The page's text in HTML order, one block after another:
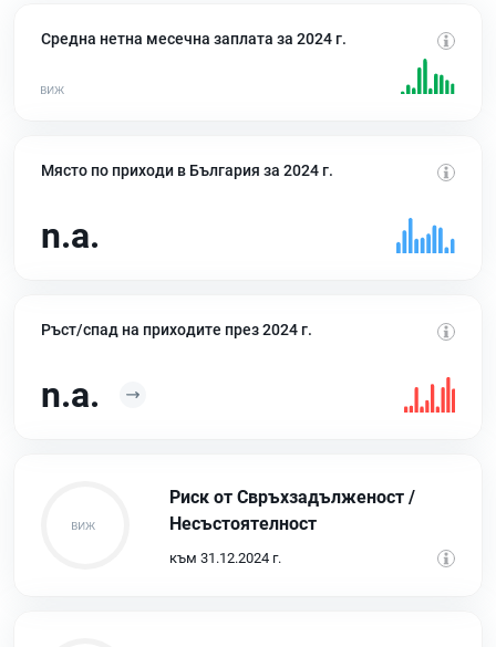
Средна нетна месечна заплата за 2024 г.
Място по приходи в България за 2024 г.
n.a.
Ръст/спад на приходите през 2024 г.
n.a.
Риск от Свръхзадълженост /
Несъстоятелност
към 31.12.2024 г.